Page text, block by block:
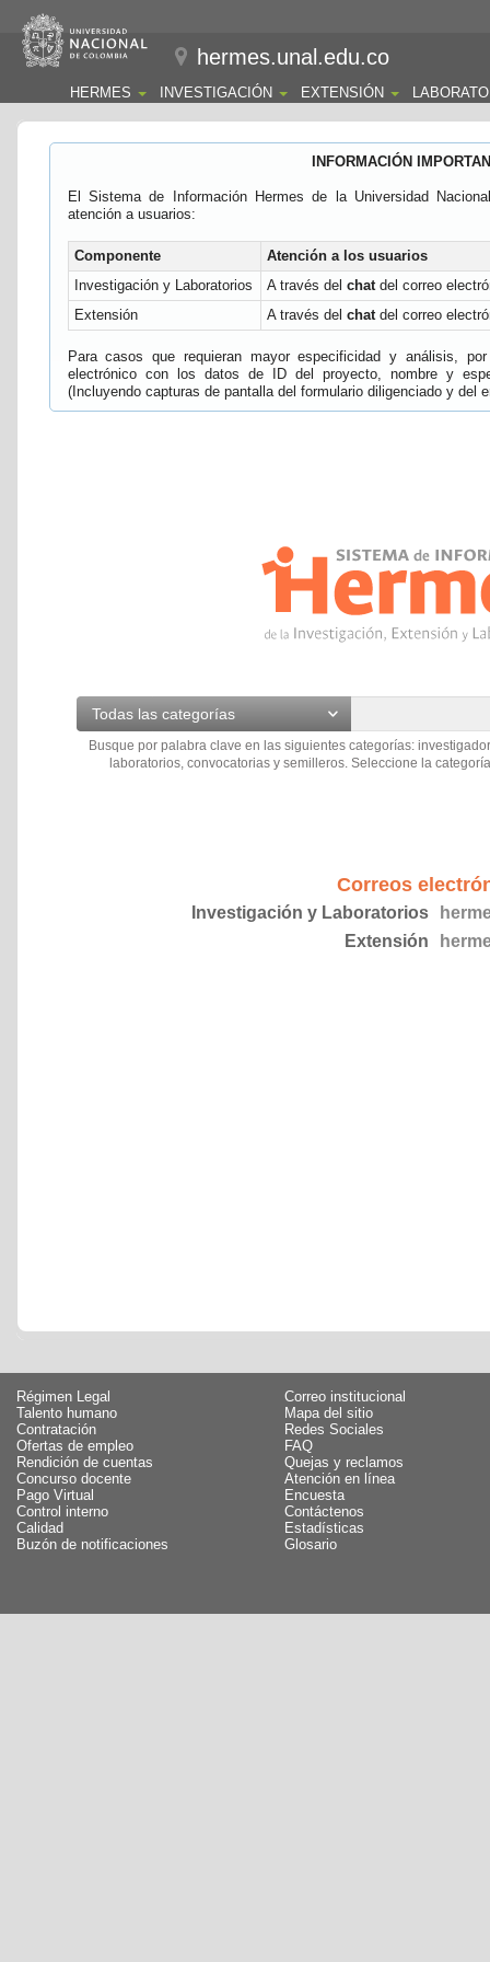
hermes.unal.edu.co
HERMES INVESTIGACIÓN EXTENSIÓN
INFORMACIÓN
El Sistema de Información Hermes de la Universidad
atención a usuarios:
Componente
Atención a los usuarios
Investigación y Laboratorios
A través del chatdel correo
Extensión
A través del chatdel correo
Para casos que requieran mayor especificidad y análisis,
electrónico con los datos de ID del proyecto, nombre y
(Incluyendo capturas de pantalla del formulario diligenciado y del
Todas las categorías
Busque por palabra clave en las siguientes categorías:
laboratorios, convocatorias y semilleros. Seleccione la
Correos
Investigación y Laboratorios
Extensión
Régimen Legal
Talento humano
Contratación
Ofertas de empleo
Rendición de cuentas
Concurso docente
Pago Virtual
Control interno
Calidad
Buzón de notificaciones
Correo institucional
Mapa del sitio
Redes Sociales
FAQ
Quejas y reclamos
Atención en línea
Encuesta
Contáctenos
Estadísticas
Glosario